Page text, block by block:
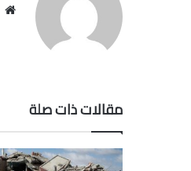
مقالات ذات صلة